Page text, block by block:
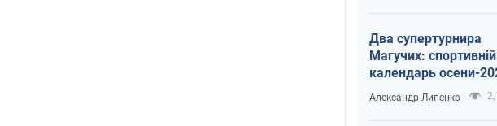
Два супертурнира
Магучих: спортивній
календарь осени-
Александр Липенко